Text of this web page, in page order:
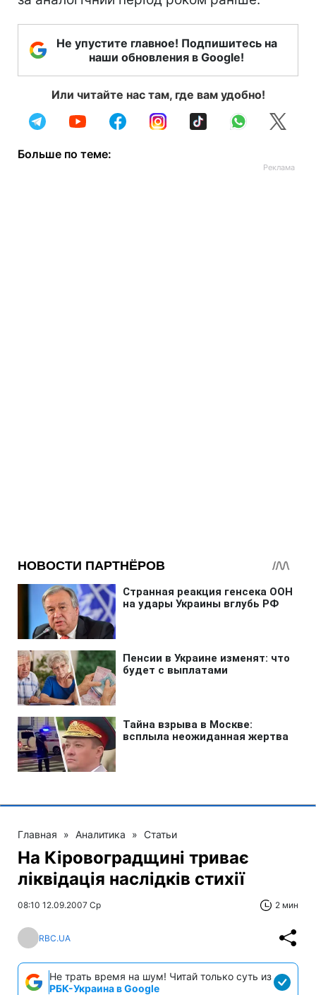
Не упустите главное! Подпишитесь на
наши обновления в Google!
Или читайте нас там, где вам удобно!
Больше по теме:
Главная » Аналитика » Статьи
На Кіровоградщині триває
лiквiдацiя наслiдкiв стихії
08:10 12.09.2007 Ср 2 мин
RBC.UA
Не трать время на шум! Читай только суть из
РБК-Украина в Google